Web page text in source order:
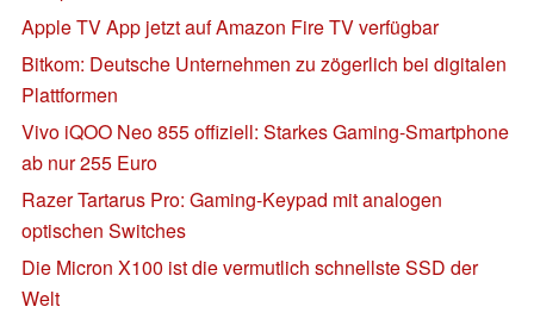
Apple TV App jetzt auf Amazon Fire TV verfügbar
Bitkom: Deutsche Unternehmen zu zögerlich bei digitalen
Plattformen
Vivo iQOO Neo 855 offiziell: Starkes Gaming-Smartphone
ab nur 255 Euro
Razer Tartarus Pro: Gaming-Keypad mit analogen
optischen Switches
Die Micron X100 ist die vermutlich schnellste SSD der
Welt